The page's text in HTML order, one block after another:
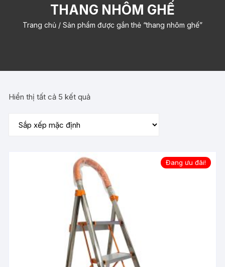
THANG NHÔM GHẾ
Trang chủ/ Sản phẩm được gắn thẻ “thang nhôm ghế”
Hiển thị tất cả 5 kết quả
Đang ưu đãi!